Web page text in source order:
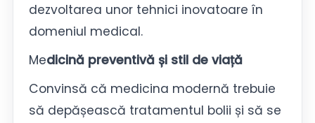
dezvoltarea unor tehnici inovatoare în
domeniul medical.
Medicină preventivă și stil de viață
Convinsă că medicina modernă trebuie
să depășească tratamentul bolii și să se